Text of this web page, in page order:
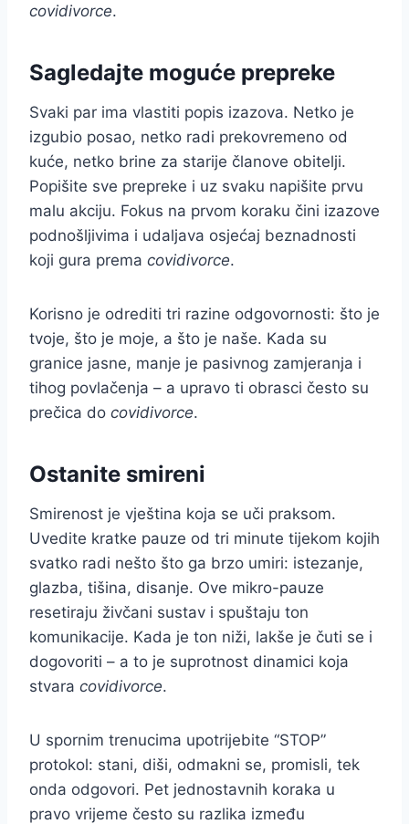
covidivorce.
Sagledajte moguće prepreke
Svaki par ima vlastiti popis izazova. Netko je
izgubio posao, netko radi prekovremeno od
kuće, netko brine za starije članove obitelji.
Popišite sve prepreke i uz svaku napišite prvu
malu akciju. Fokus na prvom koraku čini izazove
podnošljivima i udaljava osjećaj beznadnosti
koji gura prema covidivorce.
Korisno je odrediti tri razine odgovornosti: što je
tvoje, što je moje, a što je naše. Kada su
granice jasne, manje je pasivnog zamjeranja i
tihog povlačenja – a upravo ti obrasci često su
prečica do covidivorce.
Ostanite smireni
Smirenost je vještina koja se uči praksom.
Uvedite kratke pauze od tri minute tijekom kojih
svatko radi nešto što ga brzo umiri: istezanje,
glazba, tišina, disanje. Ove mikro-pauze
resetiraju živčani sustav i spuštaju ton
komunikacije. Kada je ton niži, lakše je čuti se i
dogovoriti – a to je suprotnost dinamici koja
stvara covidivorce.
U spornim trenucima upotrijebite “STOP”
protokol: stani, diši, odmakni se, promisli, tek
onda odgovori. Pet jednostavnih koraka u
pravo vrijeme često su razlika između